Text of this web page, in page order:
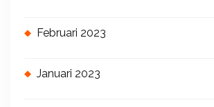
Februari 2023
Januari 2023